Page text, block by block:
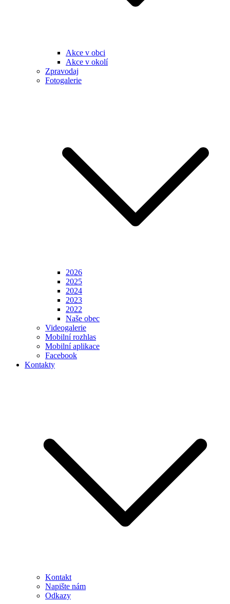
Akce v obci
Akce v okolí
Zpravodaj
Fotogalerie
2026
2025
2024
2023
2022
Naše obec
Videogalerie
Mobilní rozhlas
Mobilní aplikace
Facebook
Kontakty
Kontakt
Napište nám
Odkazy